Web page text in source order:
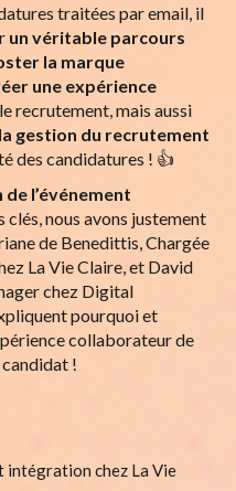
traitées par email, il
un véritable parcours
la marque
une expérience
recrutement, mais aussi
gestion du recrutement
des candidatures ! 👍
l’événement
clés, nous avons justement
de Benedittis, Chargée
La Vie Claire, et David
chez Digital
pourquoi et
collaborateur de
candidat !
intégration chez La Vie